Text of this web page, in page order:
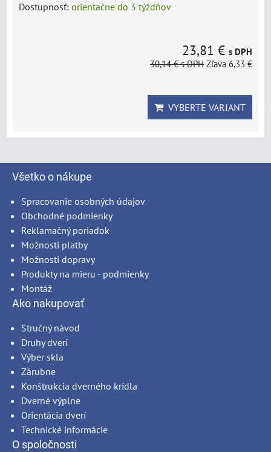
Dostupnosť: orientačne do 3 týždňov
23,81 € s DPH
30,14 €s DPH Zľava 6,33 €
VYBERTE VARIANT
Všetko o nákupe
Spracovanie osobných údajov
Obchodné podmienky
Reklamačný poriadok
Možnosti platby
Možnosti dopravy
Produkty na mieru - podmienky
Montáž
Ako nakupovať
Stručný návod
Druhy dverí
Výber skla
Zárubne
Konštrukcia dverného krídla
Dverné výplne
Orientácia dverí
Technické informácie
O spoločnosti